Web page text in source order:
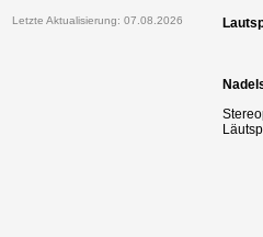
Letzte Aktualisierung: 07.08.2026